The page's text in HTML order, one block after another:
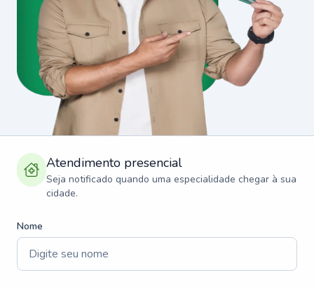
Atendimento presencial
Seja notificado quando uma especialidade chegar à sua
cidade.
Nome